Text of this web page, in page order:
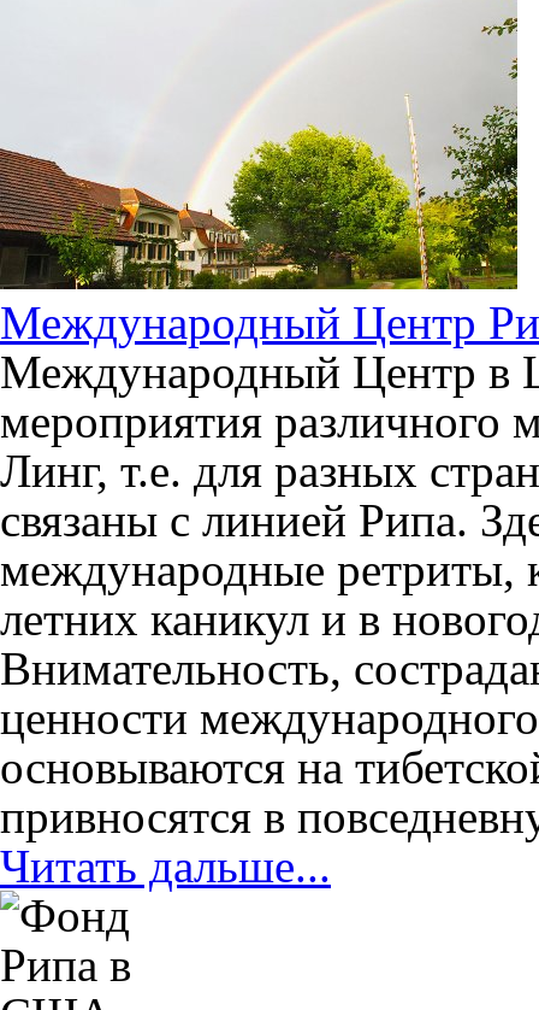
Международный Центр
Международный Центр в
мероприятия различного
Линг, т.е. для разных
связаны с линией Рипа.
международные ретриты,
летних каникул и в
Внимательность,
ценности
основываются на
привносятся в
Читать дальше...